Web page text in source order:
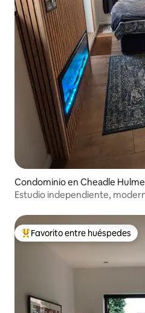
Condominio en Cheadle Hulme
Estudio independiente,
De los mejores en Favorito
Favorito entre huéspedes